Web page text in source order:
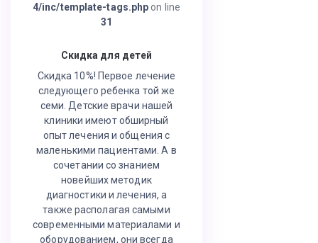
4/inc/template-tags.php on line
31
Скидка для детей
Скидка 10%! Первое лечение
следующего ребенка той же
семи. Детские врачи нашей
клиники имеют обширный
опыт лечения и общения с
маленькими пациентами. А в
сочетании со знанием
новейших методик
диагностики и лечения, а
также располагая самыми
современными материалами и
оборудованием, они всегда